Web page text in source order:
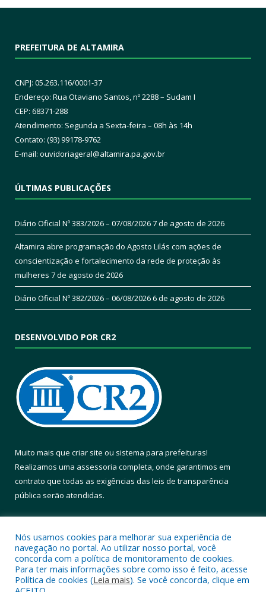
PREFEITURA DE ALTAMIRA
CNPJ: 05.263.116/0001-37
Endereço: Rua Otaviano Santos, nº 2288 – Sudam I
CEP: 68371-288
Atendimento: Segunda a Sexta-feira – 08h às 14h
Contato: (93) 99178-9762
E-mail: ouvidoriageral@altamira.pa.gov.br
ÚLTIMAS PUBLICAÇÕES
Diário Oficial Nº 383/2026 – 07/08/20267 de agosto de 2026
Altamira abre programação do Agosto Lilás com ações de
conscientização e fortalecimento da rede de proteção às
mulheres 7 de agosto de 2026
Diário Oficial Nº 382/2026 – 06/08/20266 de agosto de 2026
DESENVOLVIDO POR CR2
Muito mais que criar site ou sistema para prefeituras!
Realizamos uma assessoria completa, onde garantimos em
contrato que todas as exigências das leis de transparência
pública serão atendidas.
Todos os direitos reservados a Prefeitura Municipal de Altamira.
Nós usamos cookies para melhorar sua experiência de
navegação no portal. Ao utilizar nosso portal, você
concorda com a política de monitoramento de cookies.
Para ter mais informações sobre como isso é feito, acesse
Política de cookies (Leia mais). Se você concorda, clique em